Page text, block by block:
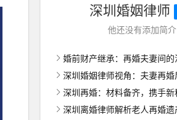
深圳婚姻律师
他还没有添加简介
婚前财产继承：再婚夫妻间的法律迷思与深
深圳婚姻律师视角：夫妻再婚后一方去世
深圳再婚：材料备齐，携手新
深圳离婚律师解析老人再婚遗产